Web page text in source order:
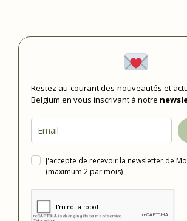
Restez au courant des nouveautés et
Belgium en vous inscrivant à notre
J'accepte de recevoir la newsletter de
(maximum 2 par mois)